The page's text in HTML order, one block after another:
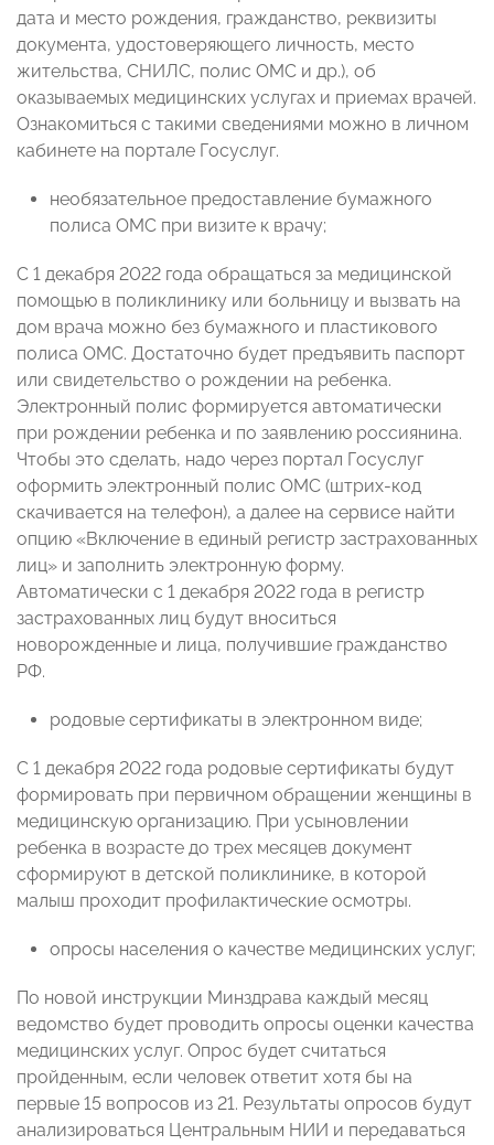
дата и место рождения, гражданство, реквизиты
документа, удостоверяющего личность, место
жительства, СНИЛС, полис ОМС и др.), об
оказываемых медицинских услугах и приемах врачей.
Ознакомиться с такими сведениями можно в личном
кабинете на портале Госуслуг.
необязательное предоставление бумажного
полиса ОМС при визите к врачу;
С 1 декабря 2022 года обращаться за медицинской
помощью в поликлинику или больницу и вызвать на
дом врача можно без бумажного и пластикового
полиса ОМС. Достаточно будет предъявить паспорт
или свидетельство о рождении на ребенка.
Электронный полис формируется автоматически
при рождении ребенка и по заявлению россиянина.
Чтобы это сделать, надо через портал Госуслуг
оформить электронный полис ОМС (штрих-код
скачивается на телефон), а далее на сервисе найти
опцию «Включение в единый регистр застрахованных
лиц» и заполнить электронную форму.
Автоматически с 1 декабря 2022 года в регистр
застрахованных лиц будут вноситься
новорожденные и лица, получившие гражданство
РФ.
родовые сертификаты в электронном виде;
С 1 декабря 2022 года родовые сертификаты будут
формировать при первичном обращении женщины в
медицинскую организацию. При усыновлении
ребенка в возрасте до трех месяцев документ
сформируют в детской поликлинике, в которой
малыш проходит профилактические осмотры.
опросы населения о качестве медицинских услуг;
По новой инструкции Минздрава каждый месяц
ведомство будет проводить опросы оценки качества
медицинских услуг. Опрос будет считаться
пройденным, если человек ответит хотя бы на
первые 15 вопросов из 21. Результаты опросов будут
анализироваться Центральным НИИ и передаваться